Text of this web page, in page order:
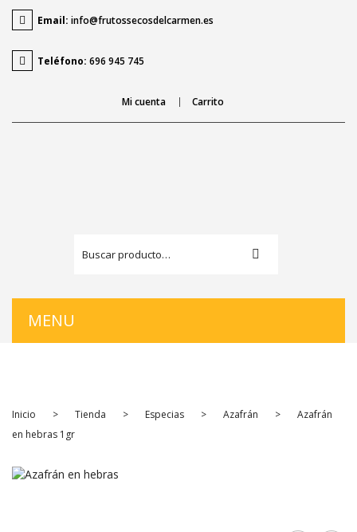
Email: info@frutossecosdelcarmen.es
Teléfono: 696 945 745
Mi cuenta Carrito
MENU
Frutos secos
Inicio > Tienda > Especias > Azafrán >
Azafrán
en hebras 1gr